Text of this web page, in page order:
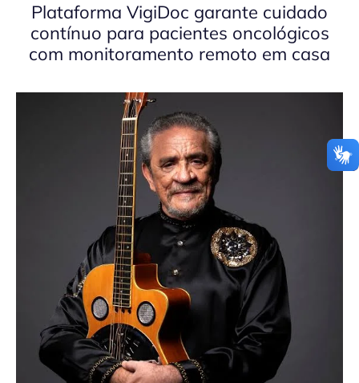
Plataforma VigiDoc garante cuidado
contínuo para pacientes oncológicos
com monitoramento remoto em casa